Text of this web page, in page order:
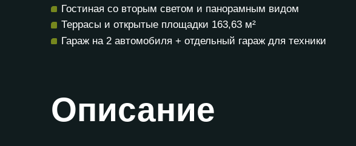
Гостиная со вторым светом и панорамным видом
Террасы и открытые площадки 163,63 м²
Гараж на 2 автомобиля + отдельный гараж для техники
Описание